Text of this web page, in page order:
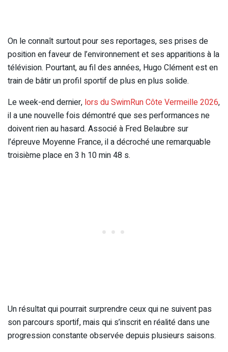
On le connaît surtout pour ses reportages, ses prises de
position en faveur de l’environnement et ses apparitions à la
télévision. Pourtant, au fil des années, Hugo Clément est en
train de bâtir un profil sportif de plus en plus solide.
Le week-end dernier, lors du SwimRun Côte Vermeille 2026,
il a une nouvelle fois démontré que ses performances ne
doivent rien au hasard. Associé à Fred Belaubre sur
l’épreuve Moyenne France, il a décroché une remarquable
troisième place en 3 h 10 min 48 s.
Un résultat qui pourrait surprendre ceux qui ne suivent pas
son parcours sportif, mais qui s’inscrit en réalité dans une
progression constante observée depuis plusieurs saisons.